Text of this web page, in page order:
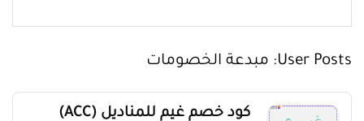
User Posts: مبدعة الخصومات
كود خصم غيم للمناديل (ACC)